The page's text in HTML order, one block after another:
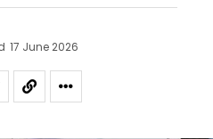
17 June 2026